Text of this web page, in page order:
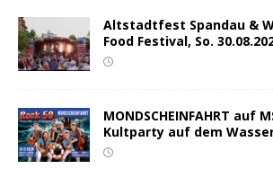
Altstadtfest Spandau &
Food Festival, So.
MONDSCHEINFAHRT auf
Kultparty auf dem